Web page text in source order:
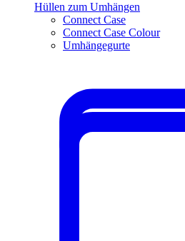
Hüllen zum Umhängen
Connect Case
Connect Case Colour
Umhängegurte